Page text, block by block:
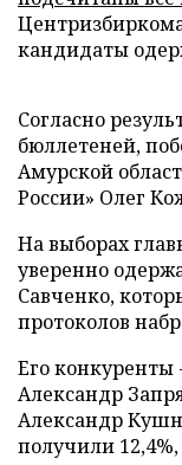
кандидаты
Согласно
бюллетеней,
Амурской
России» Олег
На выборах
уверенно
Савченко,
протоколов
Его
Александр
Александр
получили 12,4%,